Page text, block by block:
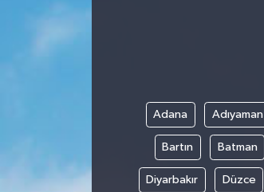
Adana Adıyaman
Bartın Batman
Diyarbakır Düzce